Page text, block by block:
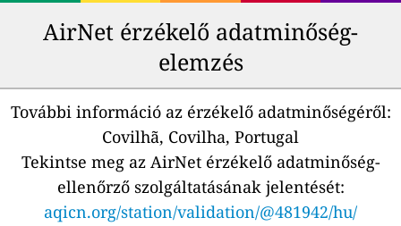
AirNet érzékelő adatminőség-
elemzés
További információ az érzékelő adatminőségéről:
Covilhã, Covilha, Portugal
Tekintse meg az AirNet érzékelő adatminőség-
ellenőrző szolgáltatásának jelentését:
aqicn.org/station/validation/@481942/hu/